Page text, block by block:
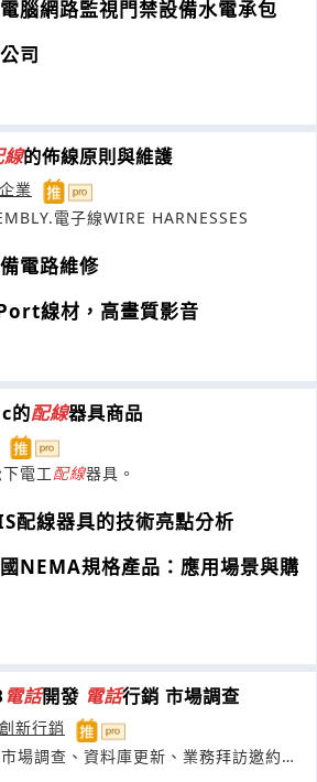
腦網路監視門禁設備水電承包
司
線的佈線原則與維護
業
電子線WIRE HARNESSES
電路維修
線材，高畫質影音
的配線器具商品
電工配線器具。
線器具的技術亮點分析
NEMA規格產品：應用場景與購
電話開發 電話行銷 市場調查
新行銷
場調查、資料庫更新、業務拜訪邀約、